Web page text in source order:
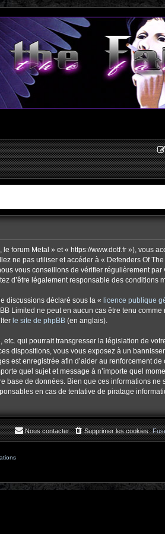
forum Metal » et « https://www.dotf.fr »), vous
ne pas utiliser et accéder à « Defenders Of
vous conseillons de vérifier régulièrement par
d’être légalement responsable des conditions
discussions déclaré sous la « licence publique
Limited ne peut en aucun cas être tenu
le site de phpBB (en anglais).
qui pourrait transgresser la législation de
dispositions, vous vous exposez à un
est enregistrée afin d’aider au renforcement
quel sujet et message à n’importe quel
base de données. Bien que ces informations ne
en cas de tentative de piratage
Supprimer les cookies
Nous contacter